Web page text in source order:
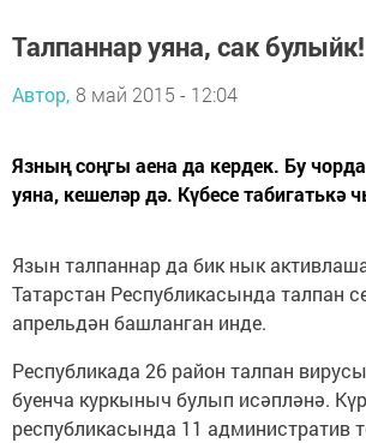
Талпаннар уяна, сак булыйк!
Автор, 8 май 2015 - 12:04
Язның соңгы аена да кердек. Бу чорда
уяна, кешеләр дә. Күбесе табигатькә
Язын талпаннар да бик нык
Татарстан Республикасында талпан
апрельдән башланган инде.
Республикада 26 район талпан
буенча куркыныч булып исәпләнә.
республикасында 11 административ